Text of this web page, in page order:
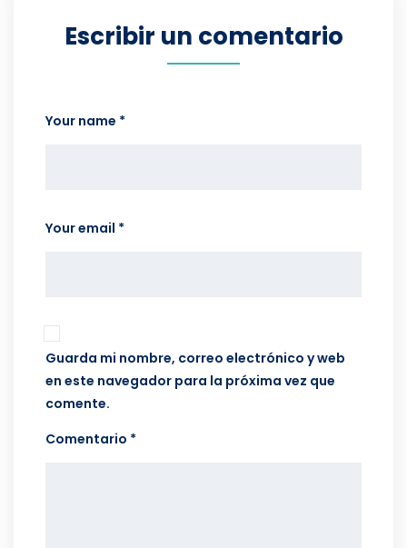
Escribir un comentario
Your name *
Your email *
Guarda mi nombre, correo electrónico y web
en este navegador para la próxima vez que
comente.
Comentario *